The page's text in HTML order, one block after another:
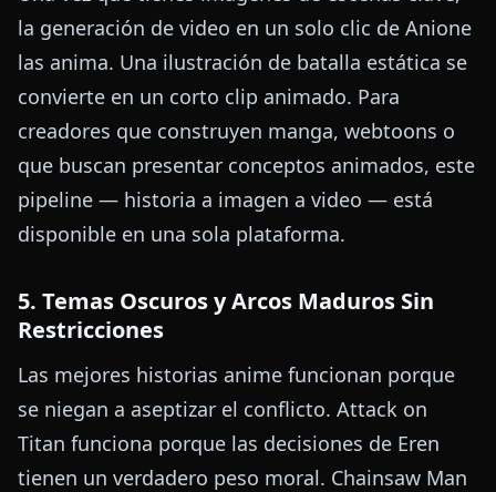
la generación de video en un solo clic de Anione
las anima. Una ilustración de batalla estática se
convierte en un corto clip animado. Para
creadores que construyen manga, webtoons o
que buscan presentar conceptos animados, este
pipeline — historia a imagen a video — está
disponible en una sola plataforma.
5. Temas Oscuros y Arcos Maduros Sin
Restricciones
Las mejores historias anime funcionan porque
se niegan a aseptizar el conflicto. Attack on
Titan funciona porque las decisiones de Eren
tienen un verdadero peso moral. Chainsaw Man